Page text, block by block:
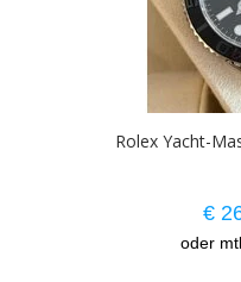
Rolex Yacht-
€
oder